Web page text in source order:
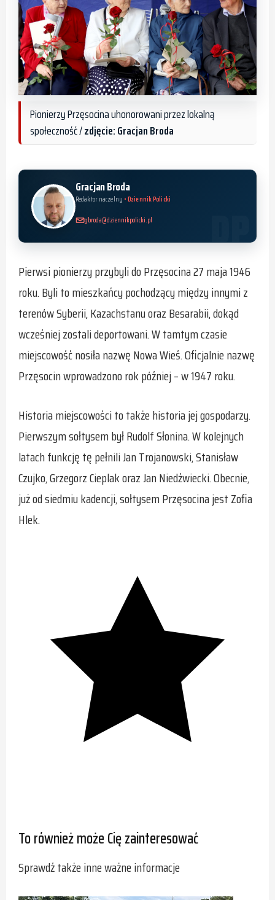
Pionierzy Przęsocina uhonorowani przez lokalną
społeczność /zdjęcie: Gracjan Broda
Gracjan Broda
Redaktor naczelny • Dziennik Policki
gbroda@dziennikpolicki.pl
Pierwsi pionierzy przybyli do Przęsocina 27 maja 1946
roku. Byli to mieszkańcy pochodzący między innymi z
terenów Syberii, Kazachstanu oraz Besarabii, dokąd
wcześniej zostali deportowani. W tamtym czasie
miejscowość nosiła nazwę Nowa Wieś. Oficjalnie nazwę
Przęsocin wprowadzono rok później – w 1947 roku.
Historia miejscowości to także historia jej gospodarzy.
Pierwszym sołtysem był Rudolf Słonina. W kolejnych
latach funkcję tę pełnili Jan Trojanowski, Stanisław
Czujko, Grzegorz Cieplak oraz Jan Niedźwiecki. Obecnie,
już od siedmiu kadencji, sołtysem Przęsocina jest Zofia
Hlek.
To również może Cię zainteresować
Sprawdź także inne ważne informacje